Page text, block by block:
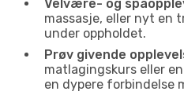
Velvære- og
massasje, eller nyt en
under oppholdet.
Prøv givende
matlagingskurs eller
en dypere forbindelse